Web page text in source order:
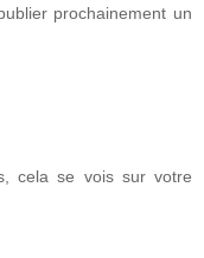
prochainement un
cela se vois sur votre